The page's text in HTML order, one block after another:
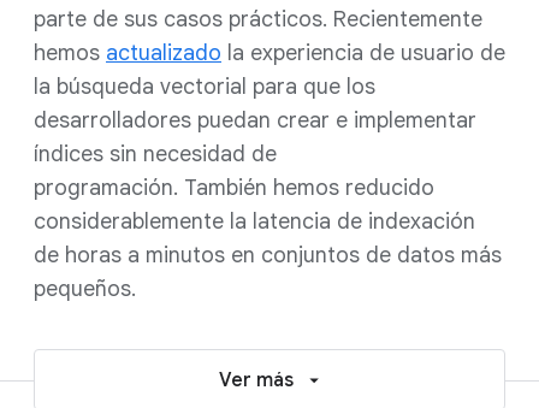
parte de sus casos prácticos. Recientemente
hemos actualizado la experiencia de usuario de
la búsqueda vectorial para que los
desarrolladores puedan crear e implementar
índices sin necesidad de
programación. También hemos reducido
considerablemente la latencia de indexación
de horas a minutos en conjuntos de datos más
pequeños.
Ver más